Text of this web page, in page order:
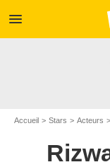
menu
Accueil Stars Acteurs